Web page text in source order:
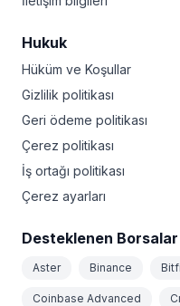
Hukuk
Hüküm ve Koşullar
Gizlilik politikası
Geri ödeme politikası
Çerez politikası
İş ortağı politikası
Çerez ayarları
Desteklenen Borsalar
Aster Binance
Coinbase Advanced